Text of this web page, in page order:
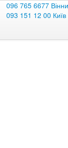
096 765 6677
093 151 12 00 Київ